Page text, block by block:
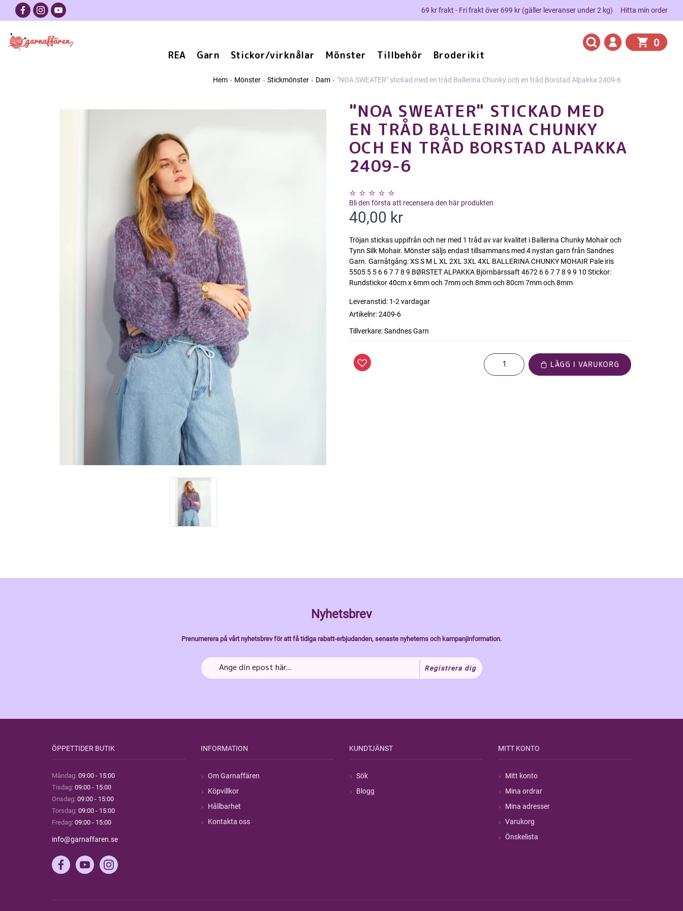
69 kr frakt - Fri frakt över 699 kr (gäller leveranser under 2 kg) Hitta min order
REA Garn Stickor/virknålar Mönster Tillbehör Broderikit
0
Hem Mönster Stickmönster Dam "NOA SWEATER" stickad med en tråd Ballerina Chunky och en tråd Borstad Alpakka 2409-6
"NOA SWEATER" STICKAD MED
EN TRÅD BALLERINA CHUNKY
OCH EN TRÅD BORSTAD ALPAKKA
2409-6
Bli den första att recensera den här produkten
40,00 kr
Tröjan stickas uppifrån och ner med 1 tråd av var kvalitet i Ballerina Chunky Mohair och
Tynn Silk Mohair. Mönster säljs endast tillsammans med 4 nystan garn från Sandnes
Garn. Garnåtgång: XS S M L XL 2XL 3XL 4XL BALLERINA CHUNKY MOHAIR Pale iris
5505 5 5 6 6 7 7 8 9 BØRSTET ALPAKKA Björnbärssaft 4672 6 6 7 7 8 9 9 10 Stickor:
Rundstickor 40cm x 6mm och 7mm och 8mm och 80cm 7mm och 8mm
Leveranstid: 1-2 vardagar
Artikelnr:2409-6
Tillverkare:Sandnes Garn
LÄGG I VARUKORG
Nyhetsbrev
Prenumerera på vårt nyhetsbrev för att få tidiga rabatt-erbjudanden, senaste nyheterns och kampanjinformation.
Registrera dig
ÖPPETTIDER BUTIK
Måndag: 09:00 - 15:00
Tisdag: 09:00 - 15:00
Onsdag: 09:00 - 15:00
Torsdag: 09:00 - 15:00
Fredag: 09:00 - 15:00
info@garnaffaren.se
INFORMATION
Om Garnaffären
Köpvillkor
Hållbarhet
Kontakta oss
KUNDTJÄNST
Sök
Blogg
MITT KONTO
Mitt konto
Mina ordrar
Mina adresser
Varukorg
Önskelista